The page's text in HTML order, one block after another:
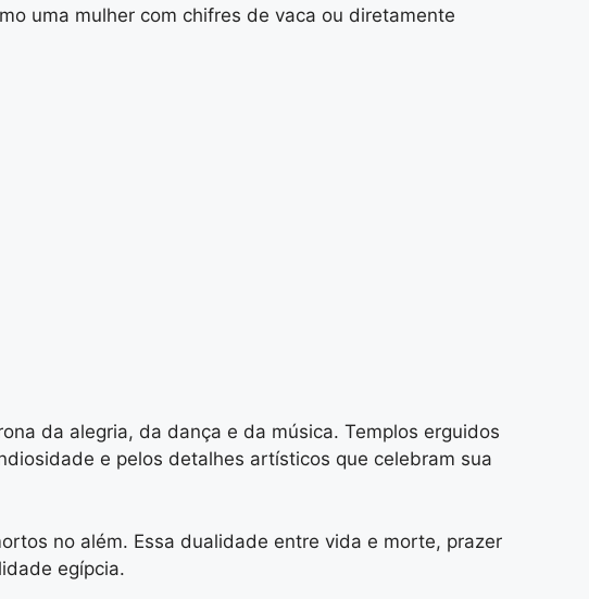
uma mulher com chifres de vaca ou diretamente
da alegria, da dança e da música. Templos erguidos
e pelos detalhes artísticos que celebram sua
no além. Essa dualidade entre vida e morte, prazer
egípcia.